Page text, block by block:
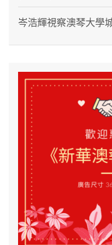
岑浩輝視察澳琴大學